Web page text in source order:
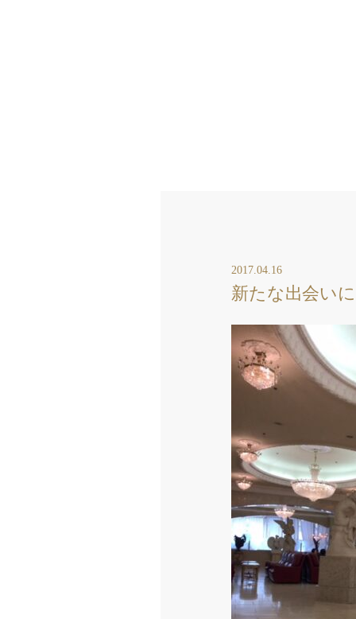
2017.04.16
新たな出会い